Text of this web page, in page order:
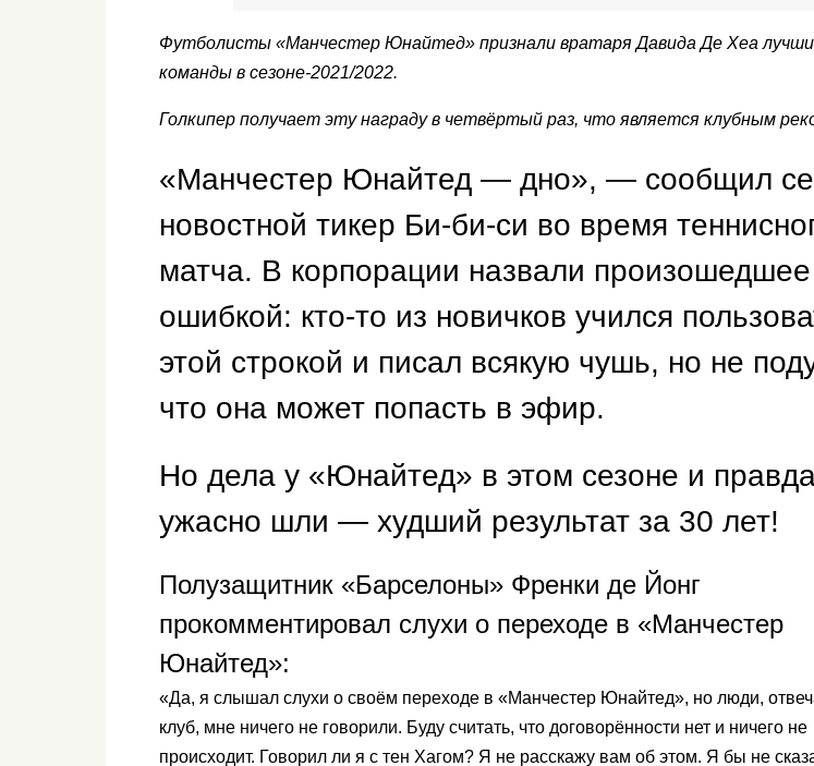
Футболисты «Манчестер Юнайтед» признали вратаря Давида Де Хеа
команды в сезоне-2021/2022.
Голкипер получает эту награду в четвёртый раз, что является клубным
«Манчестер Юнайтед — дно», — сообщил
новостной тикер Би-би-си во время
матча. В корпорации назвали произошедшее
ошибкой: кто-то из новичков учился
этой строкой и писал всякую чушь, но не
что она может попасть в эфир.
Но дела у «Юнайтед» в этом сезоне и
ужасно шли — худший результат за 30 лет!
Полузащитник «Барселоны» Френки де Йонг
прокомментировал слухи о переходе в «Манчестер
Юнайтед»:
«Да, я слышал слухи о своём переходе в «Манчестер Юнайтед», но люди,
клуб, мне ничего не говорили. Буду считать, что договорённости нет и ничего не
происходит. Говорил ли я с тен Хагом? Я не расскажу вам об этом. Я бы не